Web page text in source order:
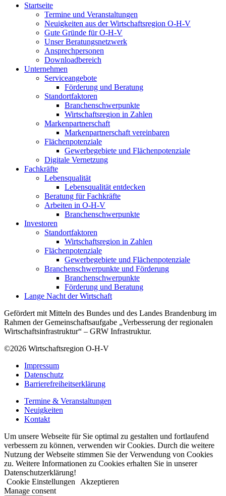
Startseite
Termine und Veranstaltungen
Neuigkeiten aus der Wirtschaftsregion O-H-V
Gute Gründe für O-H-V
Unser Beratungsnetzwerk
Ansprechpersonen
Downloadbereich
Unternehmen
Serviceangebote
Förderung und Beratung
Standortfaktoren
Branchenschwerpunkte
Wirtschaftsregion in Zahlen
Markenpartnerschaft
Markenpartnerschaft vereinbaren
Flächenpotenziale
Gewerbegebiete und Flächenpotenziale
Digitale Vernetzung
Fachkräfte
Lebensqualität
Lebensqualität entdecken
Beratung für Fachkräfte
Arbeiten in O-H-V
Branchenschwerpunkte
Investoren
Standortfaktoren
Wirtschaftsregion in Zahlen
Flächenpotenziale
Gewerbegebiete und Flächenpotenziale
Branchenschwerpunkte und Förderung
Branchenschwerpunkte
Förderung und Beratung
Lange Nacht der Wirtschaft
Gefördert mit Mitteln des Bundes und des Landes Brandenburg im
Rahmen der Gemeinschaftsaufgabe „Verbesserung der regionalen
Wirtschaftsinfrastruktur“ – GRW Infrastruktur.
©2026 Wirtschaftsregion O-H-V
Impressum
Datenschutz
Barrierefreiheitserklärung
Termine & Veranstaltungen
Neuigkeiten
Kontakt
Um unsere Webseite für Sie optimal zu gestalten und fortlaufend
verbessern zu können, verwenden wir Cookies. Durch die weitere
Nutzung der Webseite stimmen Sie der Verwendung von Cookies
zu. Weitere Informationen zu Cookies erhalten Sie in unserer
Datenschutzerklärung!
Cookie Einstellungen
Akzeptieren
Manage consent